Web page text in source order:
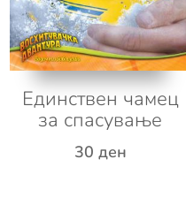
Единствен чамец
за спасување
30 ден